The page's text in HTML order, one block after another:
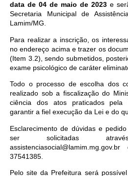
data de 04 de maio de 2023 e
Secretaria Municipal de
Lamim/MG.
Para realizar a inscrição, os
no endereço acima e trazer os
(Item 3.2), sendo submetidos,
exame psicológico de caráter
Todo o processo de escolha dos
realizado sob a fiscalização do
ciência dos atos praticados pela
garantir a fiel execução da Lei e do
Esclarecimento de dúvidas e
ser solicitadas
37541385.
Pelo site da Prefeitura será